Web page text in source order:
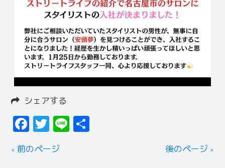
シェアする
Facebook
Twitter
Line
« 前のページ 後のページ »